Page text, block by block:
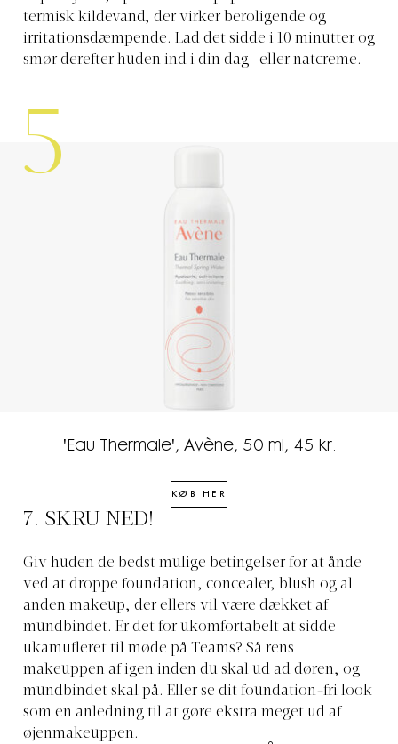
termisk kildevand, der virker beroligende og
irritationsdæmpende. Lad det sidde i 10 minutter og
smør derefter huden ind i din dag- eller natcreme.
5
'Eau Thermale', Avène, 50 ml, 45 kr.
KØB HER
7. SKRU NED!
Giv huden de bedst mulige betingelser for at ånde
ved at droppe foundation, concealer, blush og al
anden makeup, der ellers vil være dækket af
mundbindet. Er det for ukomfortabelt at sidde
ukamufleret til møde på Teams? Så rens
makeuppen af igen inden du skal ud ad døren, og
mundbindet skal på. Eller se dit foundation-fri look
som en anledning til at gøre ekstra meget ud af
øjenmakeuppen.